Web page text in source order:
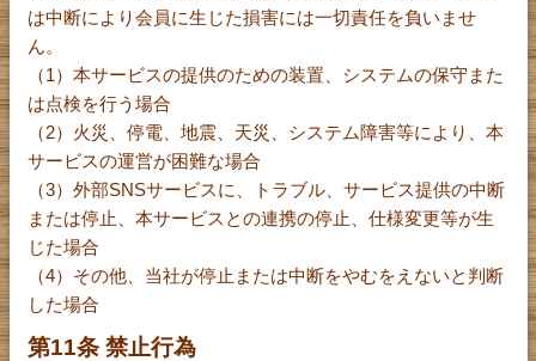
は中断により会員に生じた損害には一切責任を負いませ
ん。
（1）本サービスの提供のための装置、システムの保守また
は点検を行う場合
（2）火災、停電、地震、天災、システム障害等により、本
サービスの運営が困難な場合
（3）外部SNSサービスに、トラブル、サービス提供の中断
または停止、本サービスとの連携の停止、仕様変更等が生
じた場合
（4）その他、当社が停止または中断をやむをえないと判断
した場合
第11条 禁止行為